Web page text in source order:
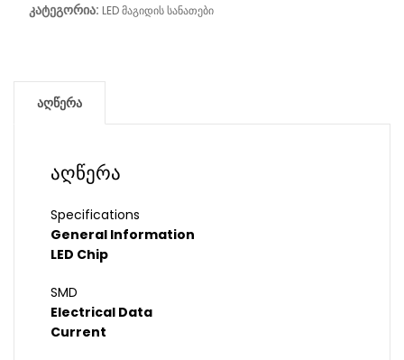
კატეგორია: LED მაგიდის სანათები
აღწერა
აღწერა
Specifications
General Information
LED Chip
SMD
Electrical Data
Current